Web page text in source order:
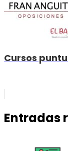
Cursos
Entradas